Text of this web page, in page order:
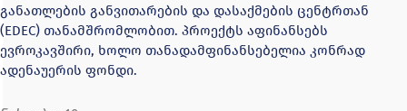
განათლების განვითარების და დასაქმების ცენტრთან
(EDEC) თანამშრომლობით. პროექტს აფინანსებს
ევროკავშირი, ხოლო თანადამფინანსებელია კონრად
ადენაუერის ფონდი.